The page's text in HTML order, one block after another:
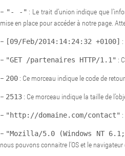
– "- -" : Le trait d’union indique que
mise en place pour accéder à notre page.
– [09/Feb/2014:14:24:32 +0100]
– "GET /partenaires HTTP/1.1" :
– 200 : Ce morceau indique le code de
– 2513 : Ce morceau indique la taille de
– "http://domaine.com/contact"
– "Mozilla/5.0 (Windows NT
nous pouvons connaitre l’OS et le